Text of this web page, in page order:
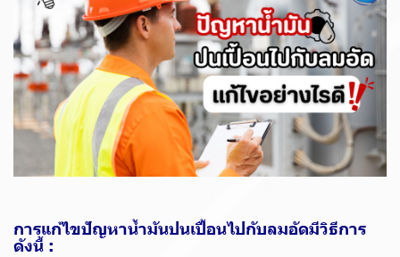
การแก้ไขปัญหาน้ำมันปนเปื้อนไปกับลมอัดมีวิธีการ
ดังนี้ :